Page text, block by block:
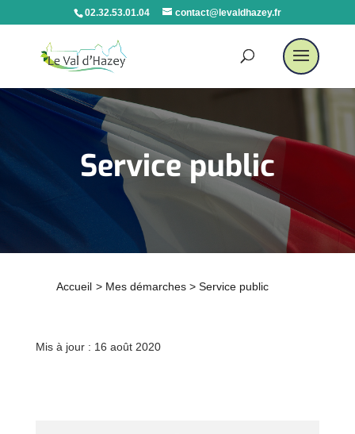
02.32.53.01.04 contact@levaldhazey.fr
Service public
Accueil > Mes démarches > Service public
Mis à jour : 16 août 2020